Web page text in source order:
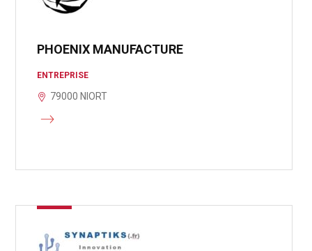
PHOENIX MANUFACTURE
ENTREPRISE
79000 NIORT